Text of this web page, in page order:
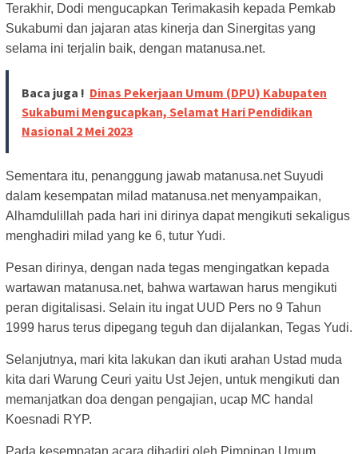
Terakhir, Dodi mengucapkan Terimakasih kepada Pemkab
Sukabumi dan jajaran atas kinerja dan Sinergitas yang
selama ini terjalin baik, dengan matanusa.net.
Baca juga ! Dinas Pekerjaan Umum (DPU) Kabupaten
Sukabumi Mengucapkan, Selamat Hari Pendidikan
Nasional 2 Mei 2023
Sementara itu, penanggung jawab matanusa.net Suyudi
dalam kesempatan milad matanusa.net menyampaikan,
Alhamdulillah pada hari ini dirinya dapat mengikuti sekaligus
menghadiri milad yang ke 6, tutur Yudi.
Pesan dirinya, dengan nada tegas mengingatkan kepada
wartawan matanusa.net, bahwa wartawan harus mengikuti
peran digitalisasi. Selain itu ingat UUD Pers no 9 Tahun
1999 harus terus dipegang teguh dan dijalankan, Tegas Yudi.
Selanjutnya, mari kita lakukan dan ikuti arahan Ustad muda
kita dari Warung Ceuri yaitu Ust Jejen, untuk mengikuti dan
memanjatkan doa dengan pengajian, ucap MC handal
Koesnadi RYP.
Pada kesempatan acara dihadiri oleh Pimpinan Umum